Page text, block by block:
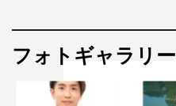
フォトギャラリー